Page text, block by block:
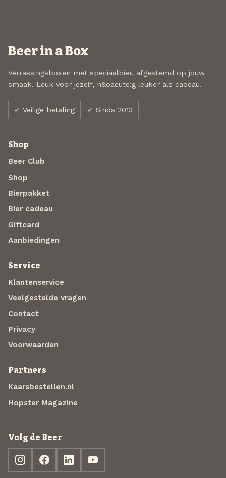
Beer in a Box
Verrassingsboxen met speciaalbier, afgestemd op jouw
smaak. Leuk voor jezelf, n&oacute;g leuker als cadeau.
✓ Veilige betaling ✓ Sinds 2013
Shop
Beer Club
Shop
Bierpakket
Bier cadeau
Giftcard
Aanbiedingen
Service
Klantenservice
Veelgestelde vragen
Contact
Privacy
Voorwaarden
Partners
Kaarsbestellen.nl
Hopster Magazine
Volg de Beer